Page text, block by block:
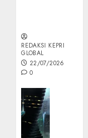
REDAKSI KEPRI
GLOBAL
22/07/2026
0